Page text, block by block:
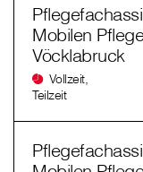
Mobilen
Vöcklabruck
Vollzeit,
Teilzeit